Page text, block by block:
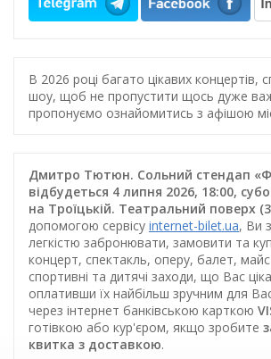
В 2026 році багато цікавих концертів,
шоу, щоб не пропустити щось дуже
пропонуємо ознайомитись з афішою
Дмитро Тютюн. Сольний стендап
відбудеться 4 липня 2026, 18:00,
на Троїцькій. Театральний поверх
допомогою сервісу internet-bilet.ua, Ви
легкістю забронювати, замовити та
концерт, спектакль, оперу, балет,
спортивні та дитячі заходи, що Вас
оплативши їх найбільш зручним для
через інтернет банківською карткою
готівкою або кур'єром, якщо зробите
квитка з доставкою.